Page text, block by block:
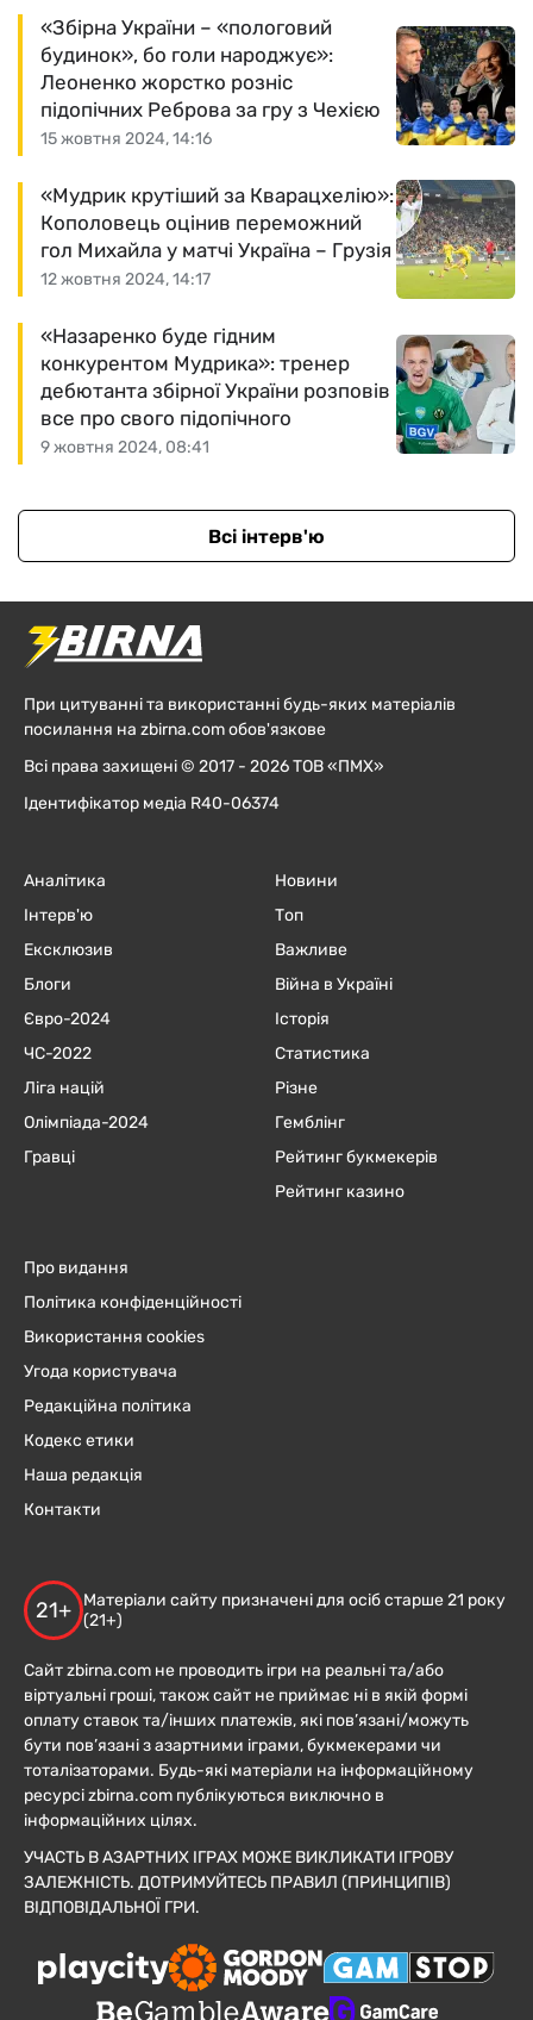
15 жовтня 2024, 14:16
«Збірна України – «пологовий
будинок», бо голи народжує»:
Леоненко жорстко розніс
підопічних Реброва за гру з Чехією
12 жовтня 2024, 14:17
«Мудрик крутіший за Кварацхелію»:
Кополовець оцінив переможний
гол Михайла у матчі Україна – Грузія
9 жовтня 2024, 08:41
«Назаренко буде гідним
конкурентом Мудрика»: тренер
дебютанта збірної України розповів
все про свого підопічного
Всі інтерв'ю
При цитуванні та використанні будь-яких матеріалів
посилання на zbirna.com обов'язкове
Всі права захищені © 2017 - 2026 ТОВ «ПМХ»
Ідентифікатор медіа R40-06374
Аналітика
Інтерв'ю
Ексклюзив
Блоги
Євро-2024
ЧC-2022
Ліга націй
Олімпіада-2024
Гравці
Новини
Топ
Важливе
Війна в Україні
Історія
Статистика
Різне
Гемблінг
Рейтинг букмекерів
Рейтинг казино
Про видання
Політика конфіденційності
Використання cookies
Угода користувача
Редакційна політика
Кодекс етики
Наша редакція
Контакти
21+
Матеріали сайту призначені для осіб старше 21 року
(21+)
Сайт zbirna.com не проводить ігри на реальні та/або
віртуальні гроші, також сайт не приймає ні в якій формі
оплату ставок та/інших платежів, які пов’язані/можуть
бути пов’язані з азартними іграми, букмекерами чи
тоталізаторами. Будь-які матеріали на інформаційному
ресурсі zbirna.com публікуються виключно в
інформаційних цілях.
УЧАСТЬ В АЗАРТНИХ ІГРАХ МОЖЕ ВИКЛИКАТИ ІГРОВУ
ЗАЛЕЖНІСТЬ. ДОТРИМУЙТЕСЬ ПРАВИЛ (ПРИНЦИПІВ)
ВІДПОВІДАЛЬНОЇ ГРИ.